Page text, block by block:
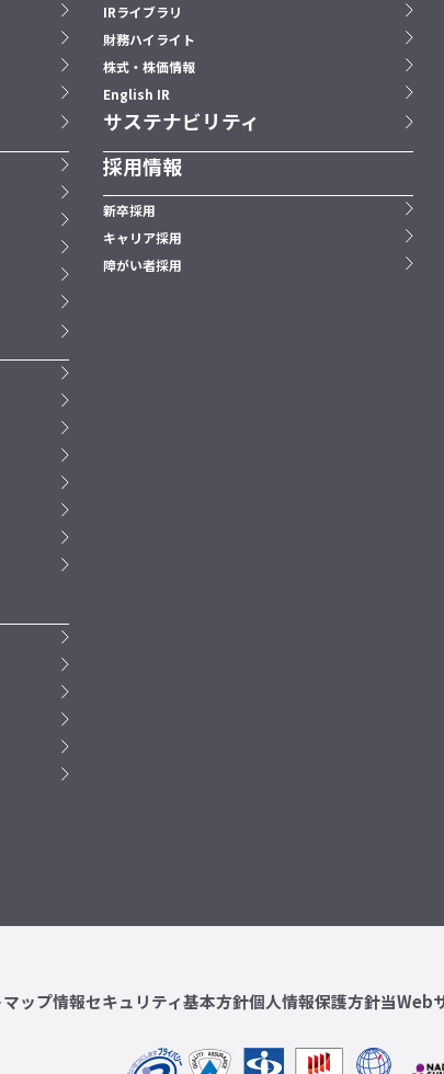
IRライブラリ
財務ハイライト
株式・株価情報
English IR
サステナビリティ
採用情報
新卒採用
キャリア採用
障がい者採用
ップ情報セキュリティ基本方針個人情報保護方針当Web